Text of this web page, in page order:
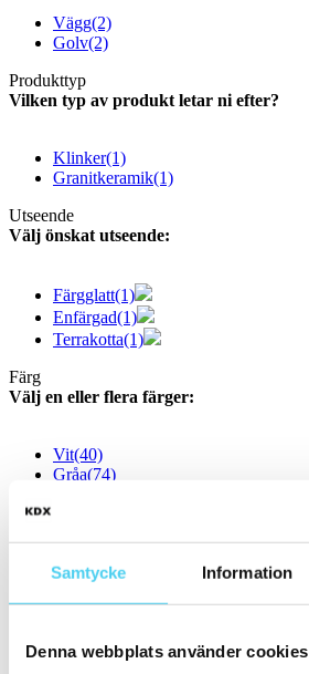
Samtycke Information
Denna webbplats använder cookies
Vägg(2)
Golv(2)
Produkttyp
Vilken typ av produkt letar ni efter?
Klinker(1)
Granitkeramik(1)
Utseende
Välj önskat utseende:
Färgglatt(1)
Enfärgad(1)
Terrakotta(1)
Färg
Välj en eller flera färger:
Vit(40)
Gråa(74)
Gul(2)
Lila (1)